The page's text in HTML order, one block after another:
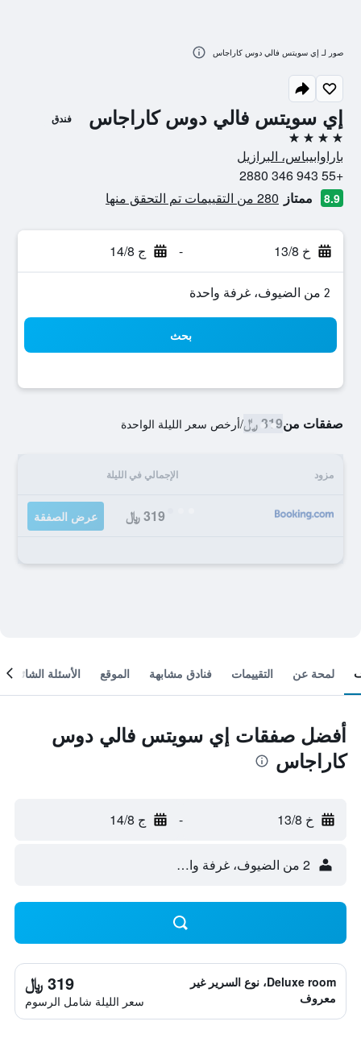
إي سويتس فالي دوس كاراجاس فندق
4 نجوم
باراوابيباس، البرازيل
+55 943 346 2880
8.9 ممتاز 280 من التقييمات تم التحقق منها
خ 13/8 - ج 14/8
2 من الضيوف، غرفة واحدة
بحث
صفقات من319 ﷼ /أرخص سعر الليلة الواحدة
مزود الإجمالي في الليلة
319 ﷼ عرض الصفقة
صور لـ إي سويتس فالي دوس كاراجاس
لمحة عن التقييمات فنادق مشابهة الموقع الأسئلة الشائعة
أفضل صفقات إي سويتس فالي دوس
كاراجاس
خ 13/8 - ج 14/8
2 من الضيوف، غرفة واحدة
Deluxe room، نوع السرير غير
معروف
319 ﷼
سعر الليلة شامل الرسوم